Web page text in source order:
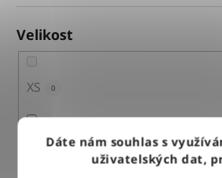
Dáte nám souhlas s
uživatelských dat,
Velikost
XS 0
1